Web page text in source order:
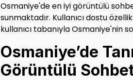
Osmaniye'de en iyi görüntülü
sunmaktadır. Kullanıcı dostu
kullanıcı tabanıyla Osmaniye'nin
Osmaniye’de
Görüntülü